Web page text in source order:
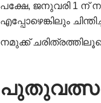
പക്ഷേ, ജനുവരി 1 ന്
എപ്പോഴെങ്കിലും
നമുക്ക്